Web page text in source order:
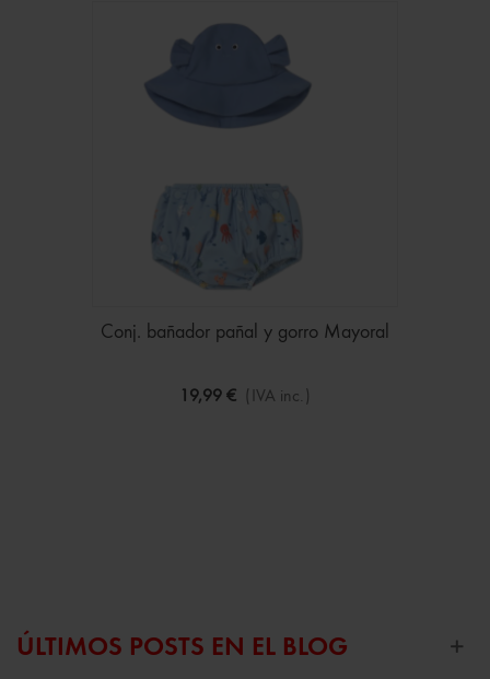
Conj. bañador pañal y gorro Mayoral
19,99 € (IVA inc.)
ÚLTIMOS POSTS EN EL BLOG